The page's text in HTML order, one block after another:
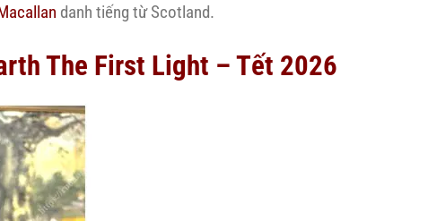
danh tiếng từ Scotland.
The First Light – Tết 2026